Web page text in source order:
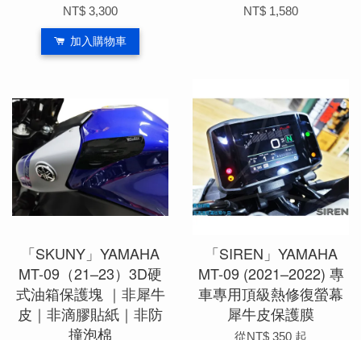
NT$ 3,300
加入購物車
NT$ 1,580
「SKUNY」YAMAHA
MT-09（21–23）3D硬
式油箱保護塊 ｜非犀牛
皮｜非滴膠貼紙｜非防
撞泡棉
「SIREN」YAMAHA
MT-09 (2021–2022) 專
車專用頂級熱修復螢幕
犀牛皮保護膜
從NT$ 350 起